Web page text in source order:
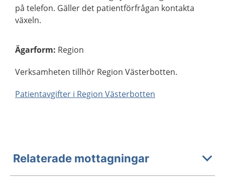
på telefon. Gäller det patientförfrågan kontakta
växeln.
Ägarform: Region
Verksamheten tillhör Region Västerbotten.
Patientavgifter i Region Västerbotten
Relaterade mottagningar